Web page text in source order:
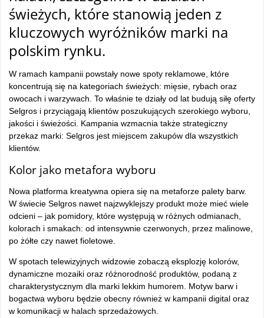
świeżych, które stanowią jeden z
kluczowych wyróżników marki na
polskim rynku.
W ramach kampanii powstały nowe spoty reklamowe, które
koncentrują się na kategoriach świeżych: mięsie, rybach oraz
owocach i warzywach. To właśnie te działy od lat budują siłę oferty
Selgros i przyciągają klientów poszukujących szerokiego wyboru,
jakości i świeżości. Kampania wzmacnia także strategiczny
przekaz marki: Selgros jest miejscem zakupów dla wszystkich
klientów.
Kolor jako metafora wyboru
Nowa platforma kreatywna opiera się na metaforze palety barw.
W świecie Selgros nawet najzwyklejszy produkt może mieć wiele
odcieni – jak pomidory, które występują w różnych odmianach,
kolorach i smakach: od intensywnie czerwonych, przez malinowe,
po żółte czy nawet fioletowe.
W spotach telewizyjnych widzowie zobaczą eksplozję kolorów,
dynamiczne mozaiki oraz różnorodność produktów, podaną z
charakterystycznym dla marki lekkim humorem. Motyw barw i
bogactwa wyboru będzie obecny również w kampanii digital oraz
w komunikacji w halach sprzedażowych.